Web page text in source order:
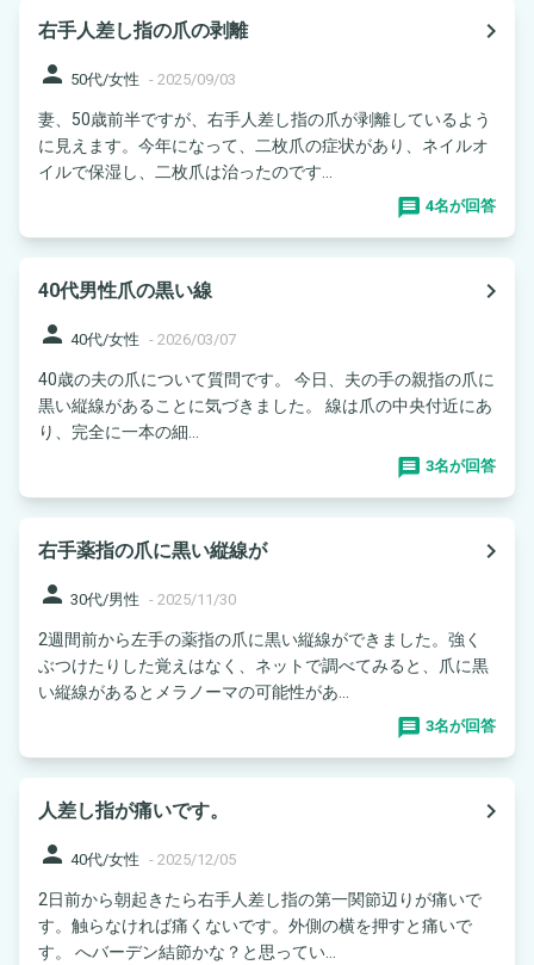
右手人差し指の爪の剥離
navigate_next
person 50代/女性 - 2025/09/03
妻、50歳前半ですが、右手人差し指の爪が剥離しているよう
に見えます。今年になって、二枚爪の症状があり、ネイルオ
イルで保湿し、二枚爪は治ったのです...
4名が回答
40代男性爪の黒い線
navigate_next
person 40代/女性 - 2026/03/07
40歳の夫の爪について質問です。 今日、夫の手の親指の爪に
黒い縦線があることに気づきました。 線は爪の中央付近にあ
り、完全に一本の細...
3名が回答
右手薬指の爪に黒い縦線が
navigate_next
person 30代/男性 - 2025/11/30
2週間前から左手の薬指の爪に黒い縦線ができました。強く
ぶつけたりした覚えはなく、ネットで調べてみると、爪に黒
い縦線があるとメラノーマの可能性があ...
3名が回答
人差し指が痛いです。
navigate_next
person 40代/女性 - 2025/12/05
2日前から朝起きたら右手人差し指の第一関節辺りが痛いで
す。触らなければ痛くないです。外側の横を押すと痛いで
す。 へバーデン結節かな？と思ってい...